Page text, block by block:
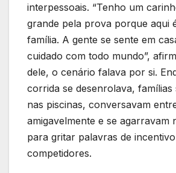
interpessoais. “Tenho um
grande pela prova porque aqui
família. A gente se sente em
cuidado com todo mundo”,
dele, o cenário falava por si.
corrida se desenrolava, famílias
nas piscinas, conversavam
amigavelmente e se agarravam
para gritar palavras de
competidores.